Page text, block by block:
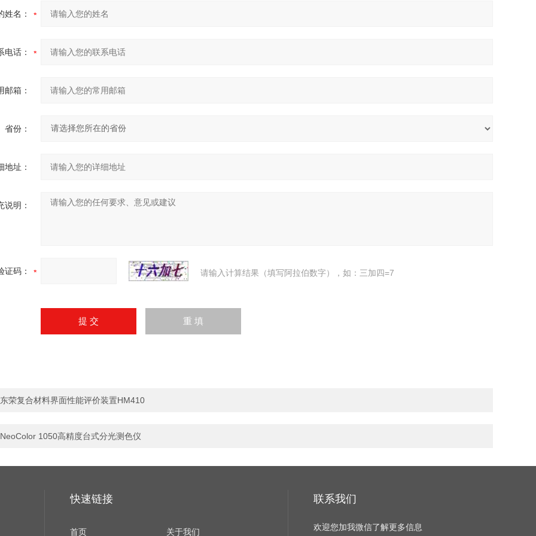
姓名：
电话：
邮箱：
省份：
地址：
说明：
证码： 请输入计算结果（填写阿拉伯数字），如：三加四=7
东荣复合材料界面性能评价装置HM410
NeoColor 1050高精度台式分光测色仪
快速链接
首页 关于我们
联系我们
欢迎您加我微信了解更多信息